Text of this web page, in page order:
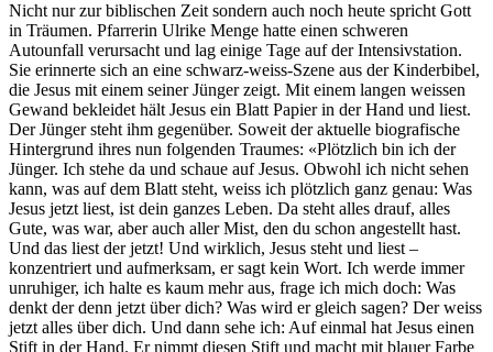
Nicht nur zur biblischen Zeit sondern auch noch heute spricht Gott
in Träumen. Pfarrerin Ulrike Menge hatte einen schweren
Autounfall verursacht und lag einige Tage auf der Intensivstation.
Sie erinnerte sich an eine schwarz-weiss-Szene aus der Kinderbibel,
die Jesus mit einem seiner Jünger zeigt. Mit einem langen weissen
Gewand bekleidet hält Jesus ein Blatt Papier in der Hand und liest.
Der Jünger steht ihm gegenüber. Soweit der aktuelle biografische
Hintergrund ihres nun folgenden Traumes: «Plötzlich bin ich der
Jünger. Ich stehe da und schaue auf Jesus. Obwohl ich nicht sehen
kann, was auf dem Blatt steht, weiss ich plötzlich ganz genau: Was
Jesus jetzt liest, ist dein ganzes Leben. Da steht alles drauf, alles
Gute, was war, aber auch aller Mist, den du schon angestellt hast.
Und das liest der jetzt! Und wirklich, Jesus steht und liest –
konzentriert und aufmerksam, er sagt kein Wort. Ich werde immer
unruhiger, ich halte es kaum mehr aus, frage ich mich doch: Was
denkt der denn jetzt über dich? Was wird er gleich sagen? Der weiss
jetzt alles über dich. Und dann sehe ich: Auf einmal hat Jesus einen
Stift in der Hand. Er nimmt diesen Stift und macht mit blauer Farbe